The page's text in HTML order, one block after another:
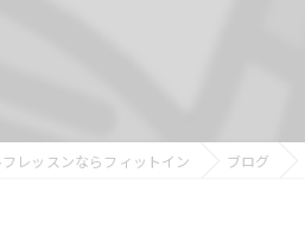
レッスンならフィットイン ブログ